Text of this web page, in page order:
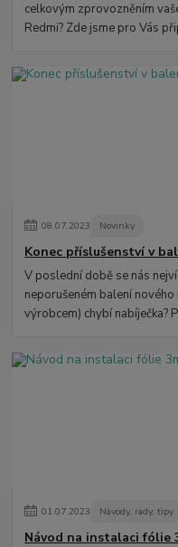
celkovým zprovozněním
Redmi? Zde jsme pro Vás
08.07.2023 Novinky
Konec příslušenství v
V poslední době se nás
neporušeném balení
výrobcem) chybí nabíječka?
01.07.2023 Návody, rady, tipy
Návod na instalaci fólie